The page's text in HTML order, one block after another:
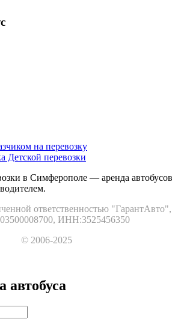
на перевозку
Детской перевозки
в Симферополе — аренда автобусов
ответственностью "ГарантАвто",
ИНН:3525456350
© 2006-2025
автобуса